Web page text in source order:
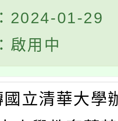
2024-01-29
啟用中
國立清華大學